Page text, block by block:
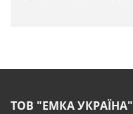
ТОВ "ЕМКА УКРАЇНА"